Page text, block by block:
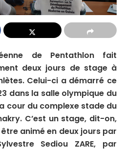
de Pentathlon fait
deux jours de stage à
Celui-ci a démarré ce
dans la salle olympique du
cour du complexe stade du
C’est un stage, dit-on,
animé en deux jours par
Sediou ZARE, par